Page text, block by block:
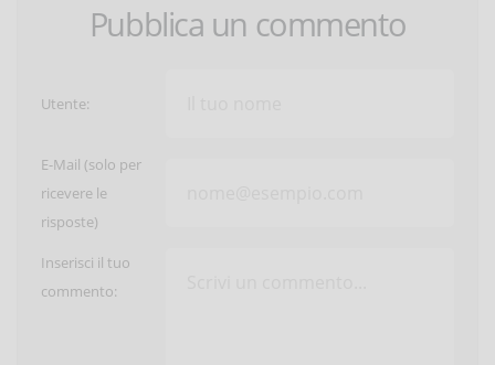
Pubblica un commento
Utente:
E-Mail (solo per
ricevere le
risposte)
Inserisci il tuo
commento: